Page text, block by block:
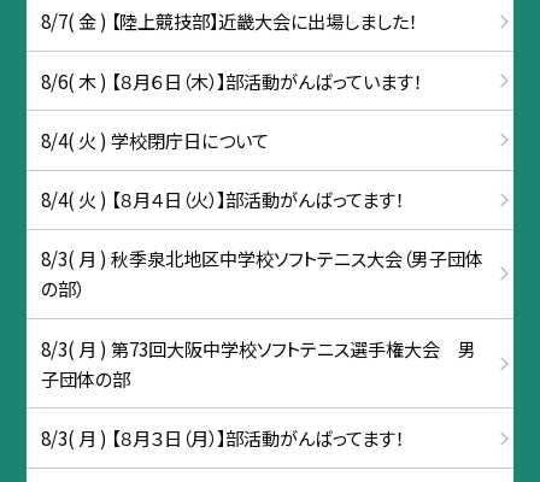
8/7( 金 ) 【陸上競技部】近畿大会に出場しました！
8/6( 木 ) 【８月６日（木）】部活動がんばっています！
8/4( 火 ) 学校閉庁日について
8/4( 火 ) 【８月４日（火）】部活動がんばってます！
8/3( 月 ) 秋季泉北地区中学校ソフトテニス大会（男子団体
の部）
8/3( 月 ) 第73回大阪中学校ソフトテニス選手権大会 男
子団体の部
8/3( 月 ) 【８月３日（月）】部活動がんばってます！